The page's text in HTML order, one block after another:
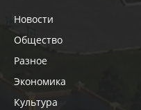
Новости
Общество
Разное
Экономика
Культура